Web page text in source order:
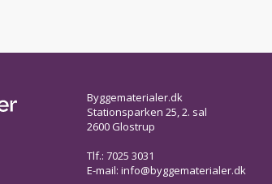
Byggematerialer.dk
Stationsparken 25, 2. sal
2600 Glostrup
Tlf.: 7025 3031
E-mail: info@byggematerialer.dk